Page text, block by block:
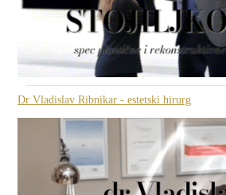
Dr Vladislav Ribnikar - estetski hirurg